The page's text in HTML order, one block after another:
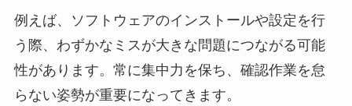
例えば、ソフトウェアのインストールや設定を行
う際、わずかなミスが大きな問題につながる可能
性があります。常に集中力を保ち、確認作業を怠
らない姿勢が重要になってきます。